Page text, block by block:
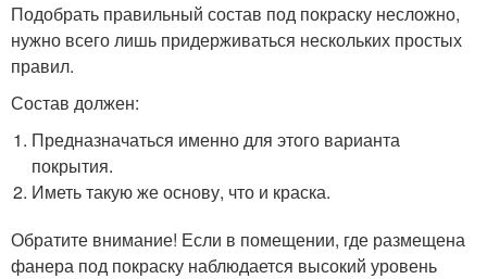
Подобрать правильный состав под покраску несложно,
нужно всего лишь придерживаться нескольких простых
правил.
Состав должен:
Предназначаться именно для этого варианта
покрытия.
Иметь такую же основу, что и краска.
Обратите внимание! Если в помещении, где размещена
фанера под покраску наблюдается высокий уровень